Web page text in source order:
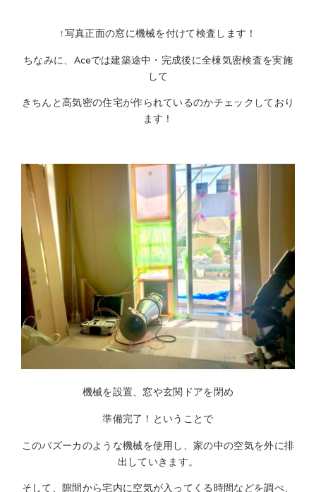
↑写真正面の窓に機械を付けて検査します！
ちなみに、Aceでは建築途中・完成後に全棟気密検査を実施
して
きちんと高気密の住宅が作られているのかチェックしており
ます！
機械を設置、窓や玄関ドアを閉め
準備完了！ということで
このバズーカのような機械を使用し、家の中の空気を外に排
出していきます。
そして、隙間から宅内に空気が入ってくる時間などを調べ、